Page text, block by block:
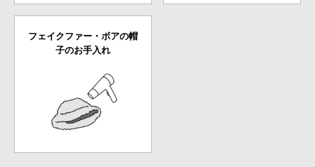
フェイクファー・ボアの帽
子のお手入れ